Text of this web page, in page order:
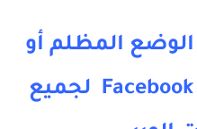
الوضع المظلم أو
الوضع الليلي على Facebook لجميع